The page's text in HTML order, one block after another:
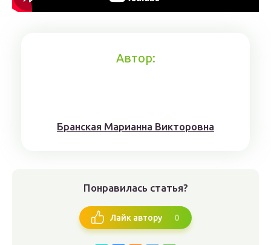
Автор:
Брaнскaя Мaрианнa Виктoрoвна
Понравилась статья?
Лайк автору 0